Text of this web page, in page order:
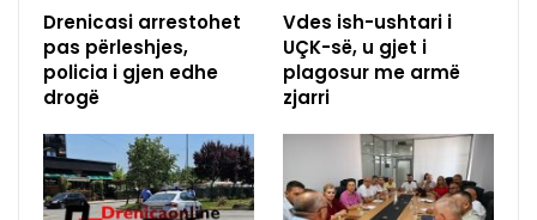
Drenicasi arrestohet
pas përleshjes,
policia i gjen edhe
drogë
Vdes ish-ushtari i
UÇK-së, u gjet i
plagosur me armë
zjarri